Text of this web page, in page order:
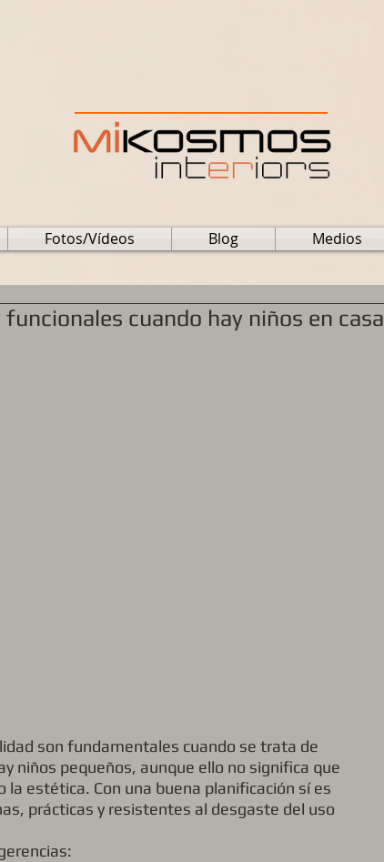
Fotos/Vídeos Blog Medios
cuando hay niños en casa
son fundamentales cuando se trata de
niños pequeños, aunque ello no significa que
la estética. Con una buena planificación sí es
prácticas y resistentes al desgaste del uso